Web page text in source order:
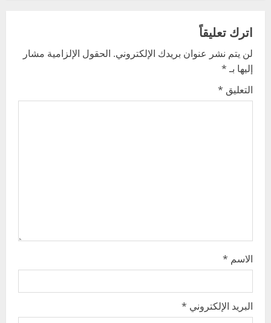
v
i
g
اترك تعليقاً
لن يتم نشر عنوان بريدك الإلكتروني. الحقول الإلزامية مشار
إليها بـ*
التعليق *
الاسم *
البريد الإلكتروني *